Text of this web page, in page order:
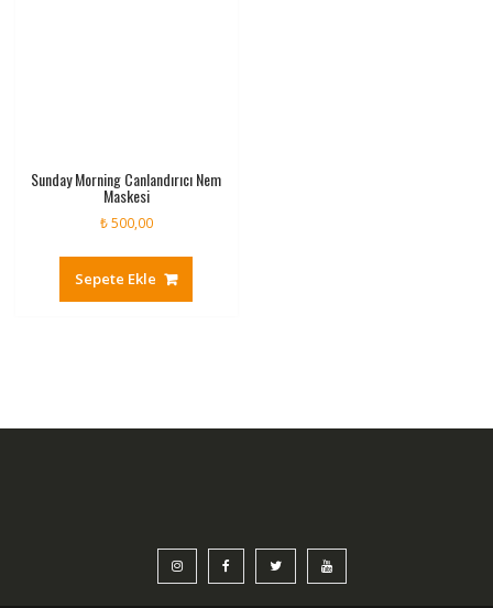
Sunday Morning Canlandırıcı Nem
Maskesi
₺500,00
Sepete Ekle